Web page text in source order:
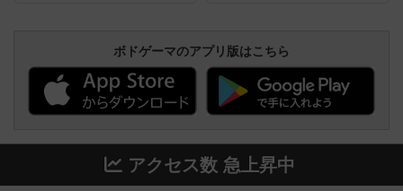
ボドゲーマのアプリ版はこちら
アクセス数 急上昇中